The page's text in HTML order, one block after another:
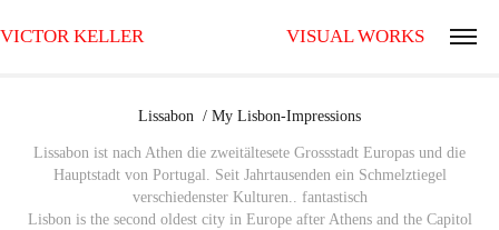
VICTOR KELLER                                VISUAL WORKS
Lissabon  / My Lisbon-Impressions
Lissabon ist nach Athen die zweitältesete Grossstadt Europas und die
Hauptstadt von Portugal. Seit Jahrtausenden ein Schmelztiegel
verschiedenster Kulturen.. fantastisch
Lisbon is the second oldest city in Europe after Athens and the Capitol